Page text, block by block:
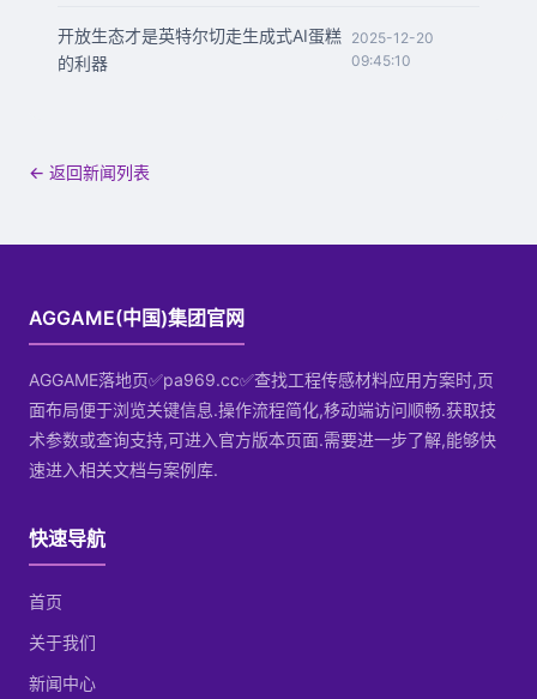
开放生态才是英特尔切走生成式AI蛋糕
的利器
2025-12-20
09:45:10
← 返回新闻列表
AGGAME(中国)集团官网
AGGAME落地页✅pa969.cc✅查找工程传感材料应用方案时,页
面布局便于浏览关键信息.操作流程简化,移动端访问顺畅.获取技
术参数或查询支持,可进入官方版本页面.需要进一步了解,能够快
速进入相关文档与案例库.
快速导航
首页
关于我们
新闻中心